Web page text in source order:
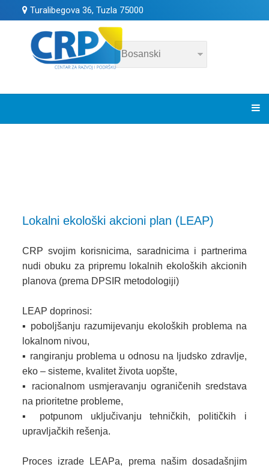
Turalibegova 36, Tuzla 75000
Lokalni ekološki akcioni plan (LEAP)
CRP svojim korisnicima, saradnicima i partnerima
nudi obuku za pripremu lokalnih ekoloških akcionih
planova (prema DPSIR metodologiji)
LEAP doprinosi:
▪ poboljšanju razumijevanju ekoloških problema na
lokalnom nivou,
▪ rangiranju problema u odnosu na ljudsko zdravlje,
eko – sisteme, kvalitet života uopšte,
▪ racionalnom usmjeravanju ograničenih sredstava
na prioritetne probleme,
▪ potpunom uključivanju tehničkih, političkih i
upravljačkih rešenja.
Proces izrade LEAPa, prema našim dosadašnjim